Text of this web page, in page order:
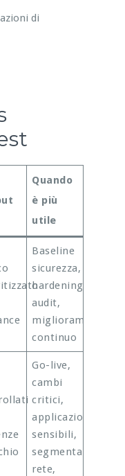
di
Quando
è più
utile
Baseline
sicurezza,
hardening,
audit,
miglioramento
continuo
Go-live,
cambi
critici,
applicazioni
sensibili,
segmentazione
rete,